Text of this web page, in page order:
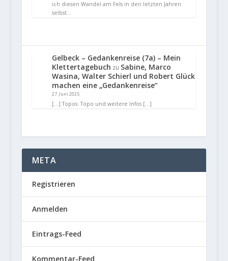
ich diesen Wandel am Fels in den letzten Jahren
selbst…
Gelbeck – Gedankenreise (7a) – Mein
Klettertagebuch zu Sabine, Marco
Wasina, Walter Schierl und Robert Glück
machen eine „Gedankenreise“
27. Juni 2025
[…] Topos: Topo und weitere Infos […]
META
Registrieren
Anmelden
Eintrags-Feed
Kommentar-Feed